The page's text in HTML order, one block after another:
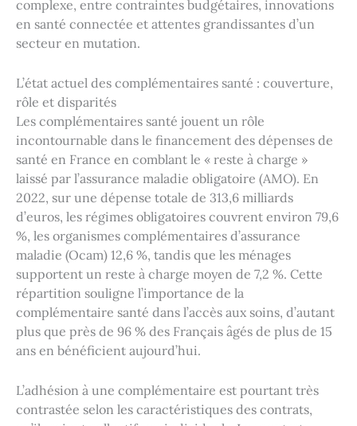
complexe, entre contraintes budgétaires, innovations
en santé connectée et attentes grandissantes d’un
secteur en mutation.
L’état actuel des complémentaires santé : couverture,
rôle et disparités
Les complémentaires santé jouent un rôle
incontournable dans le financement des dépenses de
santé en France en comblant le « reste à charge »
laissé par l’assurance maladie obligatoire (AMO). En
2022, sur une dépense totale de 313,6 milliards
d’euros, les régimes obligatoires couvrent environ 79,6
%, les organismes complémentaires d’assurance
maladie (Ocam) 12,6 %, tandis que les ménages
supportent un reste à charge moyen de 7,2 %. Cette
répartition souligne l’importance de la
complémentaire santé dans l’accès aux soins, d’autant
plus que près de 96 % des Français âgés de plus de 15
ans en bénéficient aujourd’hui.
L’adhésion à une complémentaire est pourtant très
contrastée selon les caractéristiques des contrats,